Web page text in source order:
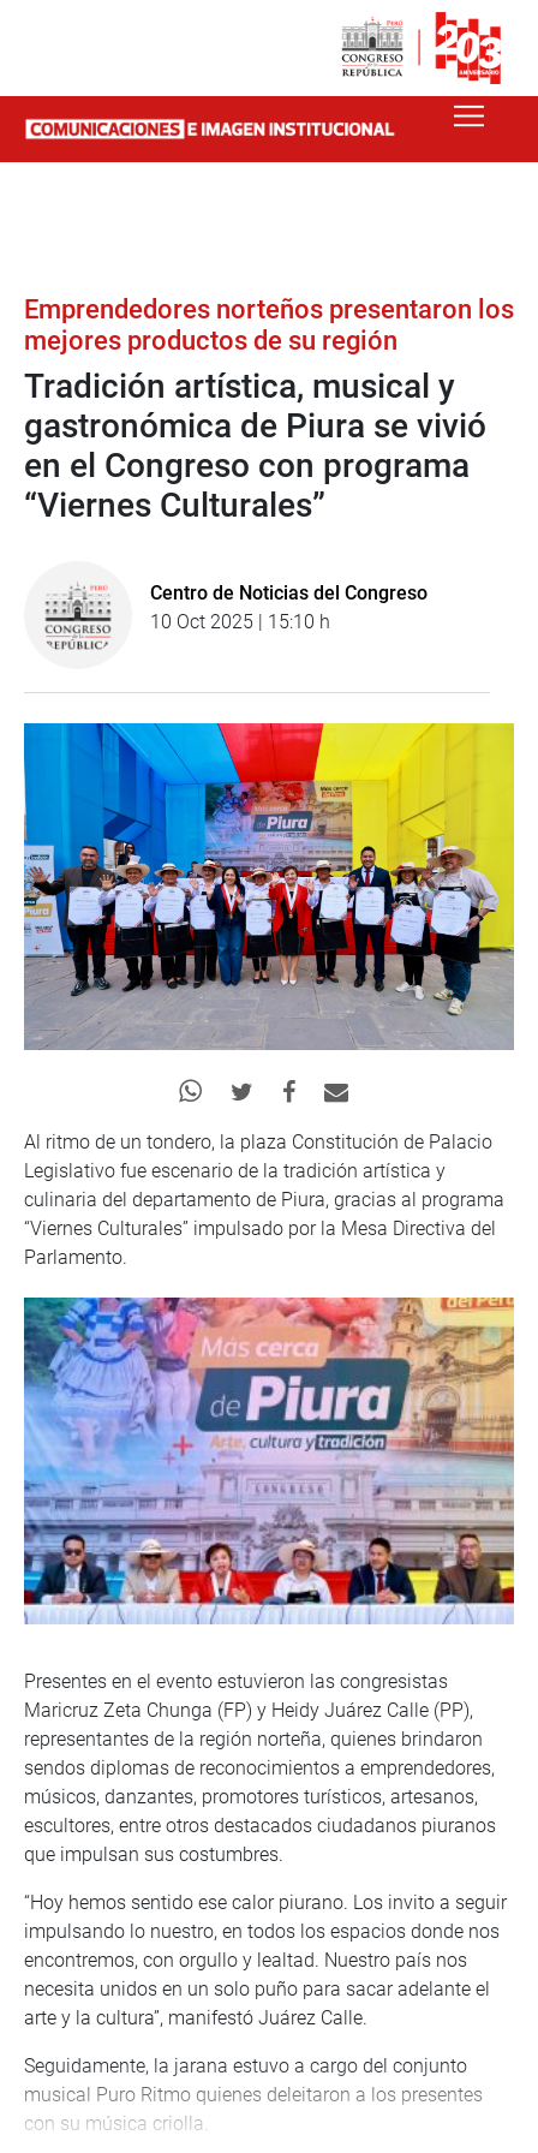
Emprendedores norteños presentaron los
mejores productos de su región
Tradición artística, musical y
gastronómica de Piura se vivió
en el Congreso con programa
“Viernes Culturales”
Centro de Noticias del Congreso
10 Oct 2025 | 15:10 h
Al ritmo de un tondero, la plaza Constitución de Palacio
Legislativo fue escenario de la tradición artística y
culinaria del departamento de Piura, gracias al programa
“Viernes Culturales” impulsado por la Mesa Directiva del
Parlamento.
Presentes en el evento estuvieron las congresistas
Maricruz Zeta Chunga (FP) y Heidy Juárez Calle (PP),
representantes de la región norteña, quienes brindaron
sendos diplomas de reconocimientos a emprendedores,
músicos, danzantes, promotores turísticos, artesanos,
escultores, entre otros destacados ciudadanos piuranos
que impulsan sus costumbres.
“Hoy hemos sentido ese calor piurano. Los invito a seguir
impulsando lo nuestro, en todos los espacios donde nos
encontremos, con orgullo y lealtad. Nuestro país nos
necesita unidos en un solo puño para sacar adelante el
arte y la cultura”, manifestó Juárez Calle.
Seguidamente, la jarana estuvo a cargo del conjunto
musical Puro Ritmo quienes deleitaron a los presentes
con su música criolla.